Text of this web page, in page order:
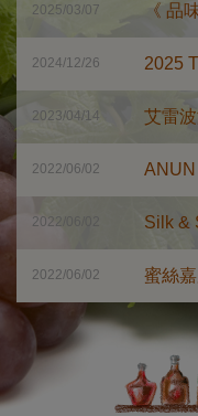
《 品
2025/03/07
2025
2024/12/26
艾雷
2023/04/14
ANUN
2022/06/02
Silk &
2022/06/02
蜜絲
2022/06/02